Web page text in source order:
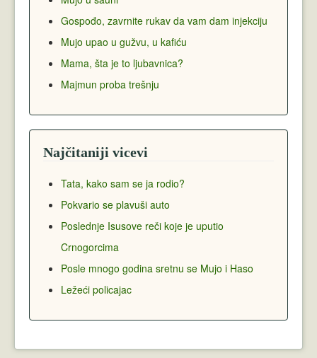
Gospođo, zavrnite rukav da vam dam injekciju
Mujo upao u gužvu, u kafiću
Mama, šta je to ljubavnica?
Majmun proba trešnju
Najčitaniji vicevi
Tata, kako sam se ja rodio?
Pokvario se plavuši auto
Poslednje Isusove reči koje je uputio
Crnogorcima
Posle mnogo godina sretnu se Mujo i Haso
Ležeći policajac